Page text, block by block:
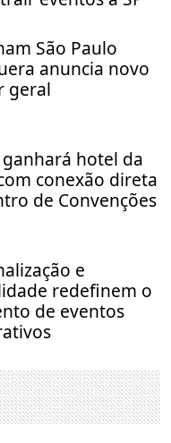
São Paulo
anuncia novo
geral
hotel da
conexão direta
de Convenções
e
redefinem o
de eventos